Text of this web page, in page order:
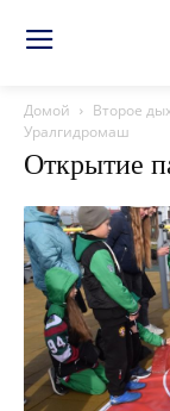
Домой Второе
Уралгидромаш
Открытие